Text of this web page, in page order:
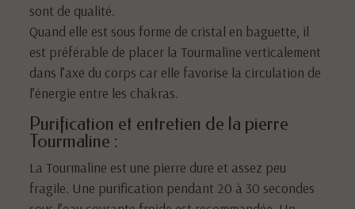
sont de qualité.
Quand elle est sous forme de cristal en baguette, il
est préférable de placer la Tourmaline verticalement
dans l’axe du corps car elle favorise la circulation de
l’énergie entre les chakras.
Purification et entretien de la pierre
Tourmaline :
La Tourmaline est une pierre dure et assez peu
fragile. Une purification pendant 20 à 30 secondes